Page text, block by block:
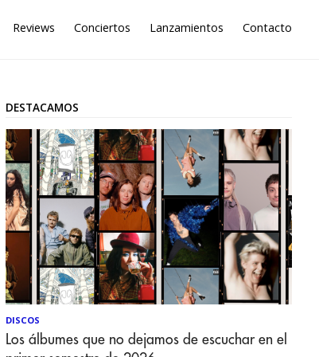
Reviews Conciertos Lanzamientos Contacto
DESTACAMOS
DISCOS
Los álbumes que no dejamos de escuchar en el